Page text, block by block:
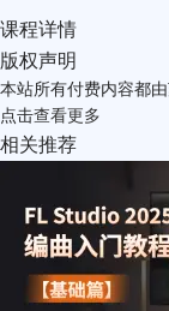
课程详情
版权声明
本站所有付费内容都
点击查看更多
相关推荐